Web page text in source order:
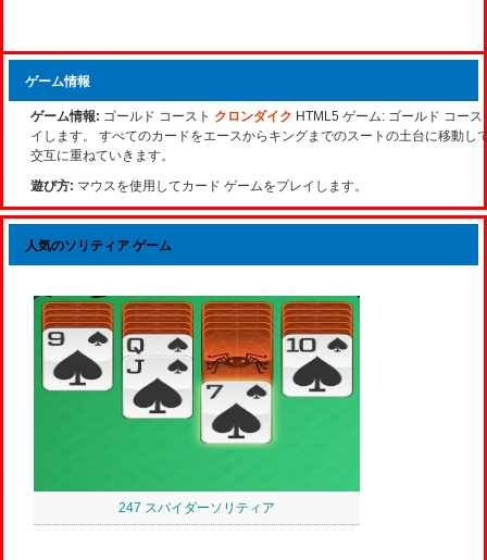
ゲーム情報
ゲーム情報: ゴールド コースト クロンダイク HTML5 ゲーム: ゴールド コー
イします。 すべてのカードをエースからキングまでのスートの土台に移動し
交互に重ねていきます。
遊び方: マウスを使用してカード ゲームをプレイします。
人気のソリティア ゲーム
247 スパイダーソリティア